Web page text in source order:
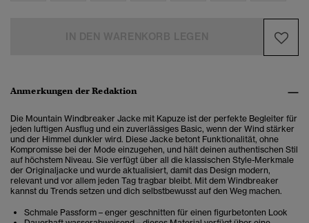
Anmerkungen der Redaktion
Die Mountain Windbreaker Jacke mit Kapuze ist der perfekte Begleiter für
jeden luftigen Ausflug und ein zuverlässiges Basic, wenn der Wind stärker
und der Himmel dunkler wird. Diese Jacke betont Funktionalität, ohne
Kompromisse bei der Mode einzugehen, und hält deinen authentischen Stil
auf höchstem Niveau. Sie verfügt über all die klassischen Style-Merkmale
der Originaljacke und wurde aktualisiert, damit das Design modern,
relevant und vor allem jeden Tag tragbar bleibt. Mit dem Windbreaker
kannst du Trends setzen und dich selbstbewusst auf den Weg machen.
Schmale Passform – enger geschnitten für einen figurbetonten Look